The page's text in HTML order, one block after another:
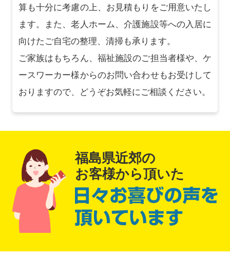
算も十分に考慮の上、お見積もりをご用意いたし
ます。また、老人ホーム、介護施設等への入居に
向けたご自宅の整理、清掃も承ります。
ご家族はもちろん、福祉施設のご担当者様や、ケ
ースワーカー様からのお問い合わせもお受けして
おりますので、どうぞお気軽にご相談ください。
福島県近郊の
お客様から頂いた